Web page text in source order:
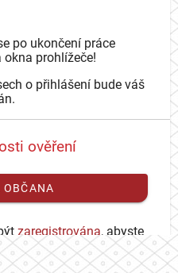
po ukončení práce
prohlížeče!
o přihlášení bude váš
ověření
OBČANA
zaregistrována, abyste
účtu.